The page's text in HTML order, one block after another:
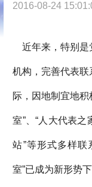
2016-08-24
近年来，特别是
机构，完善代表联
际，因地制宜地
室”、“人大代表之
站”等形式多样联
室”已成为新形势